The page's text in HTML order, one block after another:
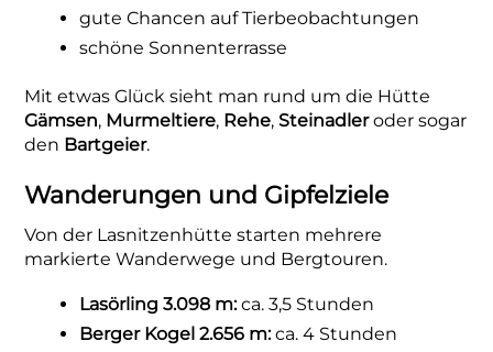
gute Chancen auf Tierbeobachtungen
schöne Sonnenterrasse
Mit etwas Glück sieht man rund um die Hütte
Gämsen, Murmeltiere, Rehe,Steinadleroder sogar
den Bartgeier.
Wanderungen und Gipfelziele
Von der Lasnitzenhütte starten mehrere
markierte Wanderwege und Bergtouren.
Lasörling 3.098 m:ca. 3,5 Stunden
Berger Kogel 2.656 m:ca. 4 Stunden